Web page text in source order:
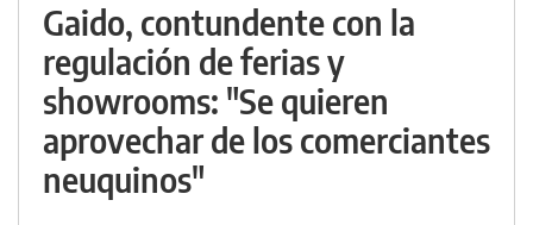
Gaido, contundente con la
regulación de ferias y
showrooms: "Se quieren
aprovechar de los comerciantes
neuquinos"